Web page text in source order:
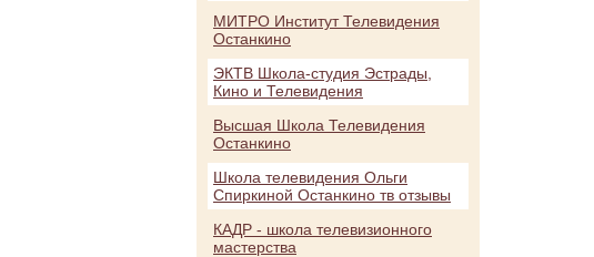
МИТРО Институт Телевидения
Останкино
ЭКТВ Школа-студия Эстрады,
Кино и Телевидения
Высшая Школа Телевидения
Останкино
Школа телевидения Ольги
Спиркиной Останкино тв отзывы
КАДР - школа телевизионного
мастерства